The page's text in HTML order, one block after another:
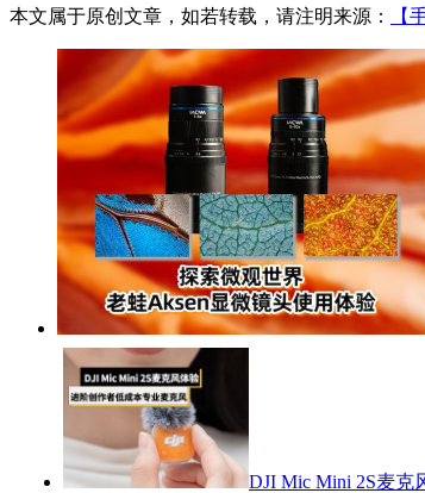
本文属于原创文章，如若转载，请注明来源： 【
DJI Mic Mini 2S麦克